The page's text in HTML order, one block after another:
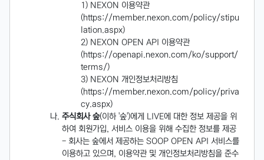
NEXON 이용약관
(https://member.nexon.com/policy/stipu
lation.aspx)
NEXON OPEN API 이용약관
(https://openapi.nexon.com/ko/support/
terms/)
NEXON 개인정보처리방침
(https://member.nexon.com/policy/priva
cy.aspx)
주식회사 숲(이하 '숲')에게 LIVE에 대한 정보 제공을 위
하여 회원가입, 서비스 이용을 위해 수집한 정보를 제공
- 회사는 숲에서 제공하는 SOOP OPEN API 서비스를
이용하고 있으며, 이용약관 및 개인정보처리방침을 준수